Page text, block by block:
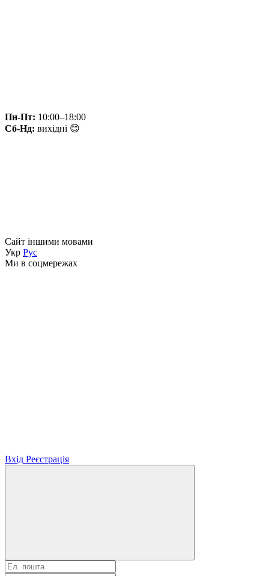
Пн-Пт: 10:00–18:00
Сб-Нд: вихідні 😊
Сайт іншими мовами
Укр Рус
Ми в соцмережах
Вхід Реєстрація